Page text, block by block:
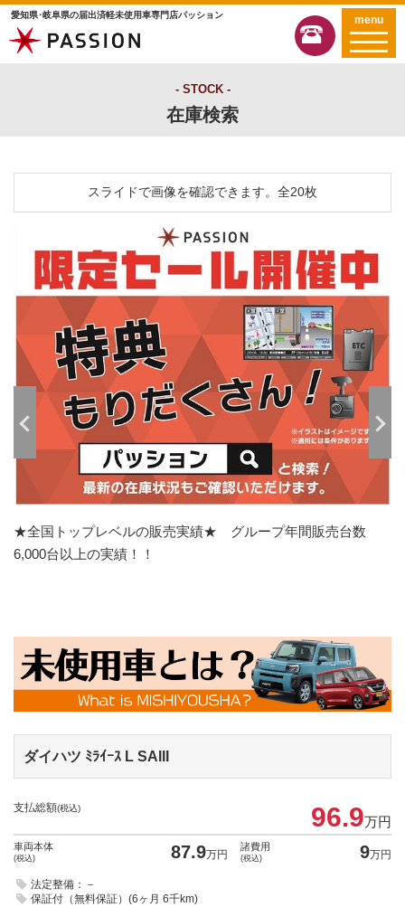
愛知県･岐阜県の届出済軽未使用車専門店パッション menu
STOCK
在庫検索
ダイハツ ﾐﾗｲｰｽ L SAIII
スライドで画像を確認できます。 全20枚
★全国トップレベルの販売実績★ グループ年間販売台数
6,000台以上の実績！！
支払総額(税込) 96.9万円
車両本体
(税込) 87.9万円
諸費用
(税込) 9万円
法定整備：－
保証付（無料保証）(6ヶ月 6千km)